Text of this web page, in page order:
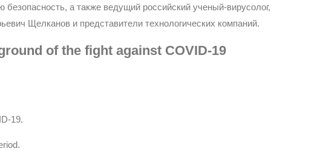
а также ведущий российский ученый-вирусолог,
Щелканов и представители технологических компаний.
of the fight against COVID-19
19.